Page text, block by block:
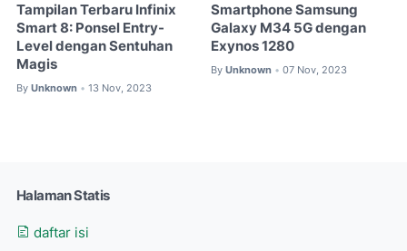
Tampilan Terbaru Infinix
Smart 8: Ponsel Entry-
Level dengan Sentuhan
Magis
By Unknown • 13 Nov, 2023
Smartphone Samsung
Galaxy M34 5G dengan
Exynos 1280
By Unknown • 07 Nov, 2023
Halaman Statis
daftar isi